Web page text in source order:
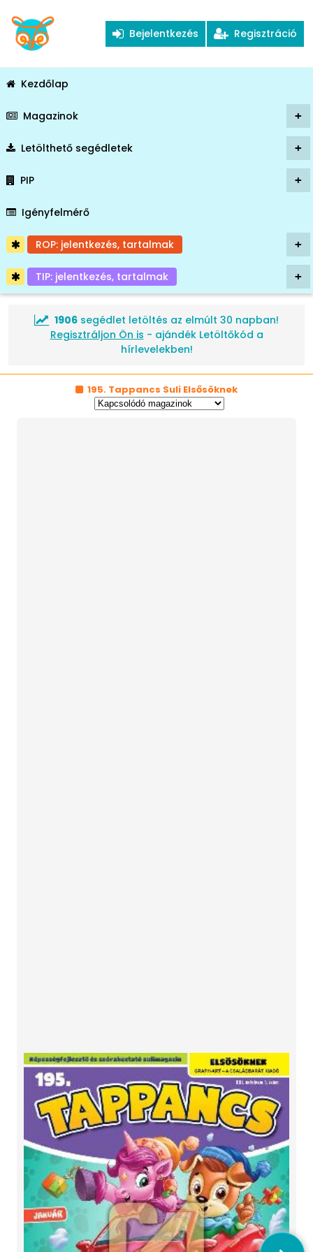
Bejelentkezés Regisztráció
Kezdőlap
+
Magazinok
+
Letölthető segédletek
+
PIP
Igényfelmérő
+
ROP: jelentkezés, tartalmak
+
TIP: jelentkezés, tartalmak
1906 segédlet letöltés az elmúlt 30 napban!
Regisztráljon Ön is - ajándék Letöltőkód a
hírlevelekben!
195. Tappancs Suli Elsősöknek